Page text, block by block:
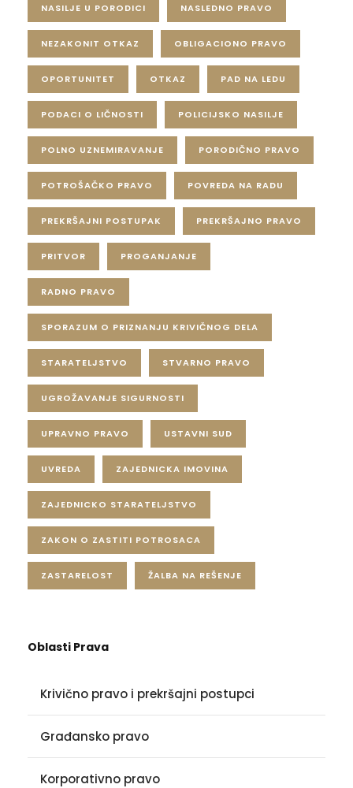
NASILJE U PORODICI NASLEDNO PRAVO
NEZAKONIT OTKAZ OBLIGACIONO PRAVO
OPORTUNITET OTKAZ PAD NA LEDU
PODACI O LIČNOSTI POLICIJSKO NASILJE
POLNO UZNEMIRAVANJE PORODIČNO PRAVO
POTROŠAČKO PRAVO POVREDA NA RADU
PREKRŠAJNI POSTUPAK PREKRŠAJNO PRAVO
PRITVOR PROGANJANJE
RADNO PRAVO
SPORAZUM O PRIZNANJU KRIVIČNOG DELA
STARATELJSTVO STVARNO PRAVO
UGROŽAVANJE SIGURNOSTI
UPRAVNO PRAVO USTAVNI SUD
UVREDA ZAJEDNICKA IMOVINA
ZAJEDNICKO STARATELJSTVO
ZAKON O ZASTITI POTROSACA
ZASTARELOST ŽALBA NA REŠENJE
Oblasti Prava
Krivično pravo i prekršajni postupci
Građansko pravo
Korporativno pravo